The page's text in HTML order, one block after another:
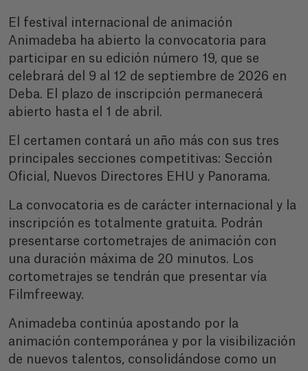
El festival internacional de animación
Animadeba ha abierto la convocatoria para
participar en su edición número 19, que se
celebrará del 9 al 12 de septiembre de 2026 en
Deba. El plazo de inscripción permanecerá
abierto hasta el 1 de abril.
El certamen contará un año más con sus tres
principales secciones competitivas: Sección
Oficial, Nuevos Directores EHU y Panorama.
La convocatoria es de carácter internacional y la
inscripción es totalmente gratuita. Podrán
presentarse cortometrajes de animación con
una duración máxima de 20 minutos. Los
cortometrajes se tendrán que presentar vía
Filmfreeway.
Animadeba continúa apostando por la
animación contemporánea y por la visibilización
de nuevos talentos, consolidándose como un